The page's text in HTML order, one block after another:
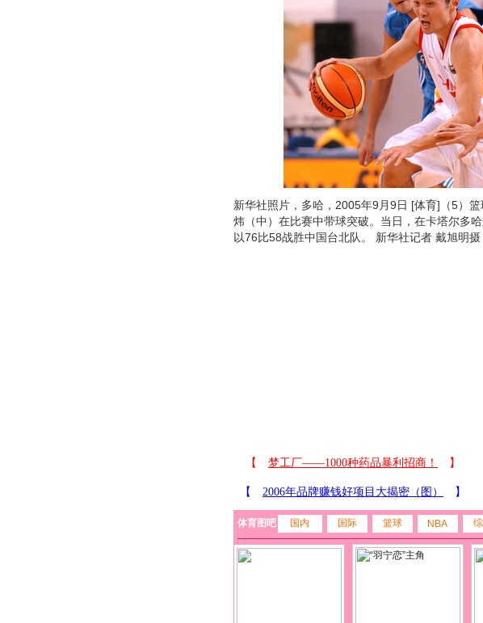
新华社照片，多哈，2005年9月9日 [体育]（5）
炜（中）在比赛中带球突破。当日，在卡塔尔多
以76比58战胜中国台北队。 新华社记者 戴旭明摄
体育图吧 国内 国际 篮球 NBA